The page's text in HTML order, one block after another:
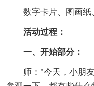
数字卡片、图画纸
活动过程：
一、开始部分：
师："今天，小朋